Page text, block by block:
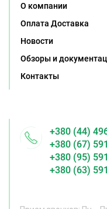
О компании
Оплата Доставка
Новости
Обзоры и
Контакты
+380 (44)
+380 (67)
+380 (95)
+380 (63)